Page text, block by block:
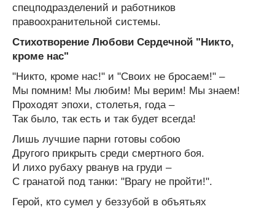
спецподразделений и работников
правоохранительной системы.
Стихотворение Любови Сердечной "Никто,
кроме нас"
"Никто, кроме нас!" и "Своих не бросаем!" –
Мы помним! Мы любим! Мы верим! Мы знаем!
Проходят эпохи, столетья, года –
Так было, так есть и так будет всегда!
Лишь лучшие парни готовы собою
Другого прикрыть среди смертного боя.
И лихо рубаху рванув на груди –
С гранатой под танки: "Врагу не пройти!".
Герой, кто сумел у беззубой в объятьях